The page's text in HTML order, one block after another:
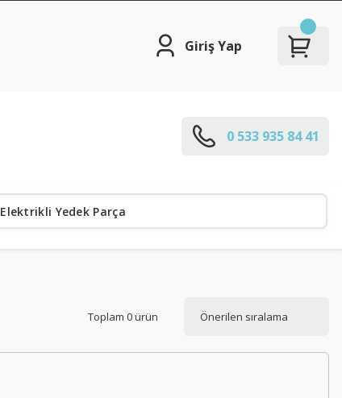
Giriş Yap
0 533 935 84 41
Elektrikli Yedek Parça
Toplam 0 ürün